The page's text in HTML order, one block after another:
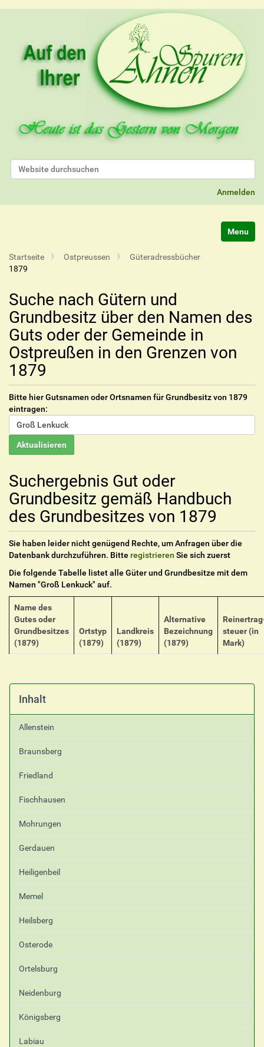
Website durchsuchen
Anmelden
Startseite Ostpreussen
Güteradressbücher
1879
Suche nach Gütern und
Grundbesitz über den Namen des
Guts oder der Gemeinde in
Ostpreußen in den Grenzen von
1879
Bitte hier Gutsnamen oder Ortsnamen für Grundbesitz von 1879
eintragen:
Suchergebnis Gut oder
Grundbesitz gemäß Handbuch
des Grundbesitzes von 1879
Sie haben leider nicht genügend Rechte, um Anfragen über die
Datenbank durchzuführen. Bitte registrieren Sie sich zuerst
Die folgende Tabelle listet alle Güter und Grundbesitze mit dem
Namen "Groß Lenkuck" auf.
Name des
Gutes oder
Grundbesitzes
(1879)
Ortstyp
(1879)
Landkreis
(1879)
Alternative
Bezeichnung
(1879)
steuer (in
Mark)
Inhalt
Allenstein
Braunsberg
Friedland
Fischhausen
Mohrungen
Gerdauen
Heiligenbeil
Memel
Heilsberg
Osterode
Ortelsburg
Neidenburg
Königsberg
Labiau